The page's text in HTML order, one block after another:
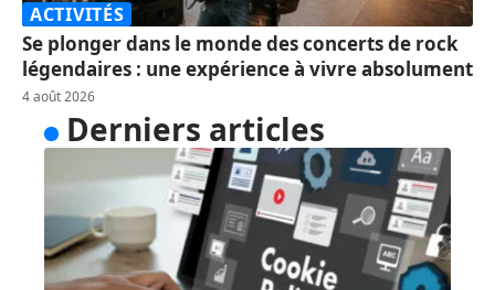
ACTIVITÉS
Se plonger dans le monde des concerts de rock
légendaires : une expérience à vivre absolument
4 août 2026
Derniers articles